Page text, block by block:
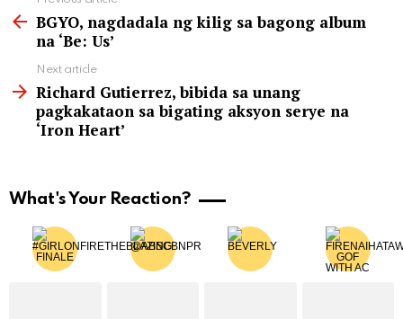
moreBGYO, nagdadala ng kilig sa bagong album
na ‘Be: Us’
Next article
Richard Gutierrez, bibida sa unang
pagkakataon sa bigating aksyon serye na
‘Iron Heart’
What's Your Reaction?